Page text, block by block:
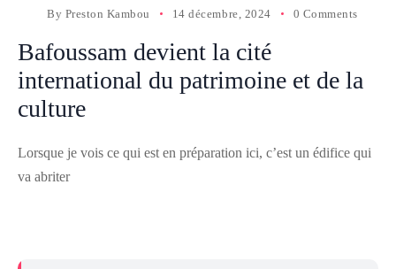
By Preston Kambou 14 décembre, 2024 0 Comments
Bafoussam devient la cité
international du patrimoine et de la
culture
Lorsque je vois ce qui est en préparation ici, c’est un édifice qui
va abriter